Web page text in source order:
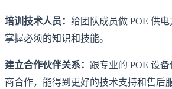
培训技术人员： 给团队成员做 POE 供电
掌握必须的知识和技能。
建立合作伙伴关系： 跟专业的 POE 设
商合作，能得到更好的技术支持和售后